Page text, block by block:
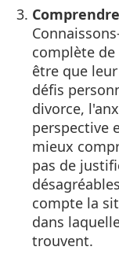
complète
être que
défis
divorce,
perspective
mieux
pas de
compte la
dans
trouvent.